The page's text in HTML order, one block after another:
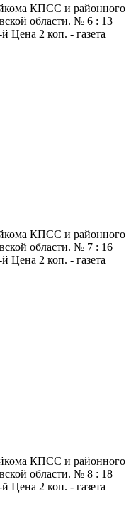
КПСС и районного
области. № 6 : 13
Цена 2 коп. - газета
КПСС и районного
области. № 7 : 16
Цена 2 коп. - газета
КПСС и районного
области. № 8 : 18
Цена 2 коп. - газета